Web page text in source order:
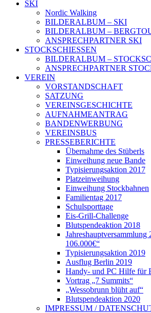
SKI
Nordic Walking
BILDERALBUM – SKI
BILDERALBUM –
ANSPRECHPARTNER SKI
STOCKSCHIESSEN
BILDERALBUM –
ANSPRECHPARTNER
VEREIN
VORSTANDSCHAFT
SATZUNG
VEREINSGESCHICHTE
AUFNAHMEANTRAG
BANDENWERBUNG
VEREINSBUS
PRESSEBERICHTE
Übernahme des Stüberls
Einweihung neue Bande
Typisierungsaktion 2017
Platzeinweihung
Einweihung Stockbahnen
Familientag 2017
Schulsporttage
Eis-Grill-Challenge
Blutspendeaktion 2018
Jahreshauptversammlung
106.000€“
Typisierungsaktion 2019
Ausflug Berlin 2019
Handy- und PC Hilfe für
Vortrag „7 Summits“
„Wessobrunn blüht auf“
Blutspendeaktion 2020
IMPRESSUM /